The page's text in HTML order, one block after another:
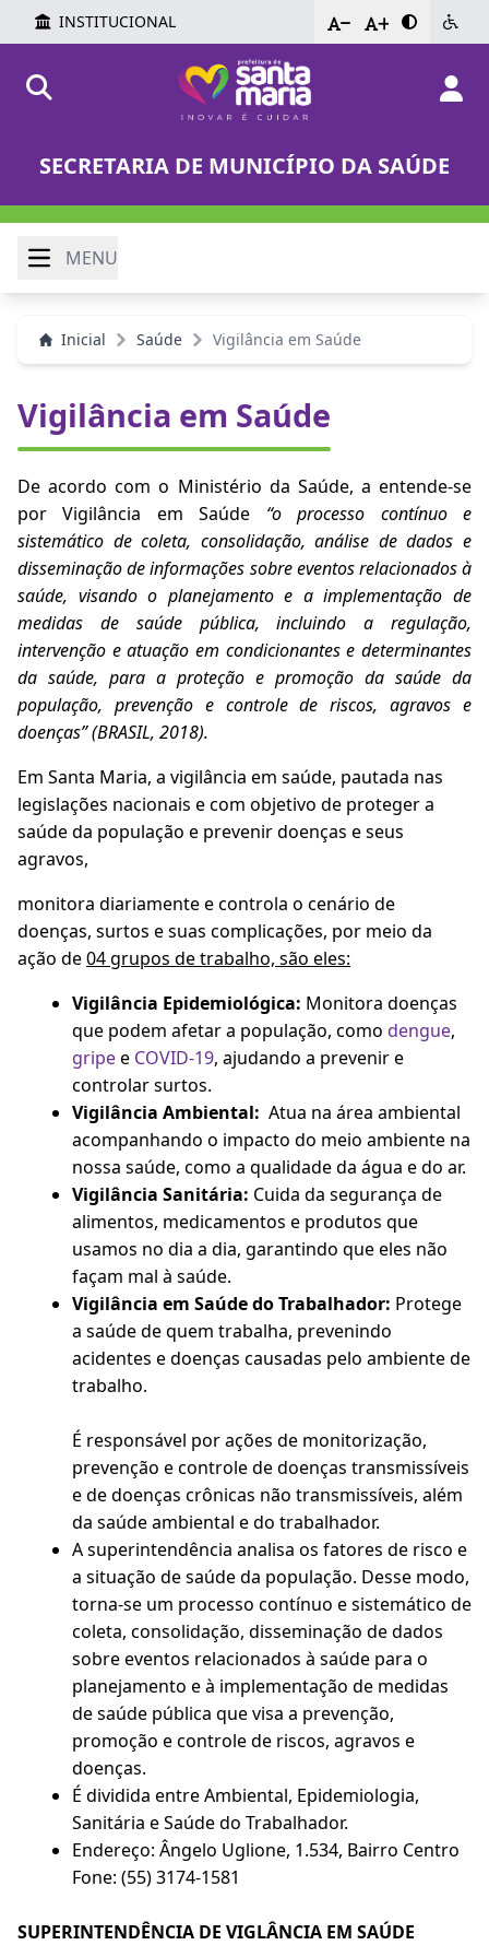
INSTITUCIONAL - +
SECRETARIA DE MUNICÍPIO DA SAÚDE
MENU
Inicial Saúde Vigilância em Saúde
Vigilância em Saúde
De acordo com o Ministério da Saúde, a entende-se
por Vigilância em Saúde “o processo contínuo e
sistemático de coleta, consolidação, análise de dados e
disseminação de informações sobre eventos relacionados à
saúde, visando o planejamento e a implementação de
medidas de saúde pública, incluindo a regulação,
intervenção e atuação em condicionantes e determinantes
da saúde, para a proteção e promoção da saúde da
população, prevenção e controle de riscos, agravos e
doenças” (BRASIL, 2018).
Em Santa Maria, a vigilância em saúde, pautada nas
legislações nacionais e com objetivo de proteger a
saúde da população e prevenir doenças e seus
agravos,
monitora diariamente e controla o cenário de
doenças, surtos e suas complicações, por meio da
ação de04 grupos de trabalho, são eles:
Vigilância Epidemiológica: Monitora doenças
que podem afetar a população, como dengue,
gripee COVID-19, ajudando a prevenir e
controlar surtos.
Vigilância Ambiental: Atua na área ambiental
acompanhando o impacto do meio ambiente na
nossa saúde, como a qualidade da água e do ar.
Vigilância Sanitária: Cuida da segurança de
alimentos, medicamentos e produtos que
usamos no dia a dia, garantindo que eles não
façam mal à saúde.
Vigilância em Saúde do Trabalhador: Protege
a saúde de quem trabalha, prevenindo
acidentes e doenças causadas pelo ambiente de
trabalho.
É responsável por ações de monitorização,
prevenção e controle de doenças transmissíveis
e de doenças crônicas não transmissíveis, além
da saúde ambiental e do trabalhador.
A superintendência analisa os fatores de risco e
a situação de saúde da população. Desse modo,
torna-se um processo contínuo e sistemático de
coleta, consolidação, disseminação de dados
sobre eventos relacionados à saúde para o
planejamento e à implementação de medidas
de saúde pública que visa a prevenção,
promoção e controle de riscos, agravos e
doenças.
É dividida entre Ambiental, Epidemiologia,
Sanitária e Saúde do Trabalhador.
Endereço: Ângelo Uglione, 1.534, Bairro Centro
Fone: (55) 3174-1581
SUPERINTENDÊNCIA DE VIGLÂNCIA EM SAÚDE